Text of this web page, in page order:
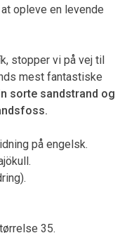
opleve en levende
stopper vi på vej til
mest fantastiske
sorte sandstrand og
på engelsk.
35.